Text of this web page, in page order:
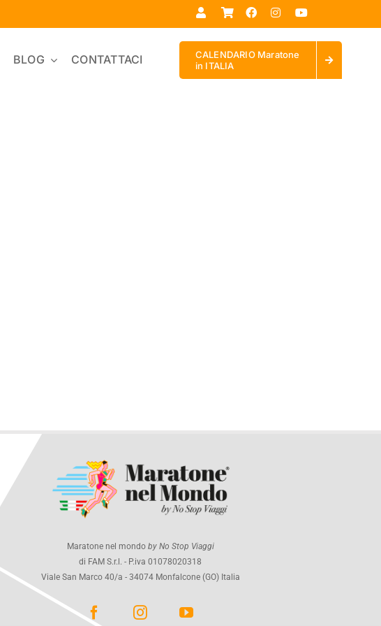
BLOG CONTATTACI
CALENDARIO Maratone
in ITALIA
Maratone nel mondo by No Stop Viaggi
di FAM S.r.l. - P.iva 01078020318
Viale San Marco 40/a - 34074 Monfalcone (GO) Italia